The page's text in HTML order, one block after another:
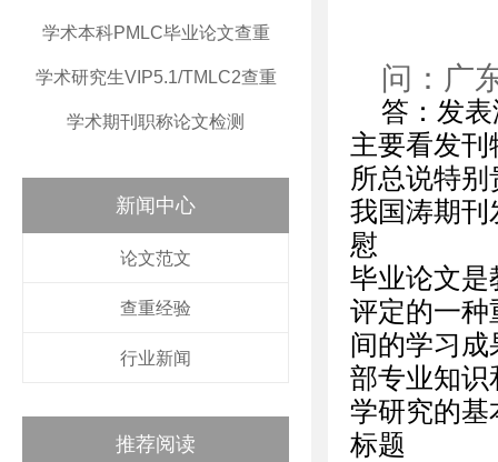
学术本科PMLC毕业论文查重
学术研究生VIP5.1/TMLC2查重
学术期刊职称论文检测
新闻中心
论文范文
查重经验
行业新闻
推荐阅读
问：广
答：发
主要看发
所总说特别
我国涛期刊
慰
毕业论文是
评定的一种
间的学习
部专业知识
学研究的基
标题